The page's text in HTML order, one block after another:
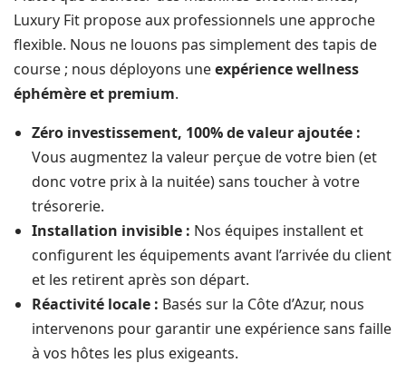
Luxury Fit propose aux professionnels une approche
flexible. Nous ne louons pas simplement des tapis de
course ; nous déployons uneexpérience wellness
éphémère et premium.
Zéro investissement, 100% de valeur ajoutée :
Vous augmentez la valeur perçue de votre bien (et
donc votre prix à la nuitée) sans toucher à votre
trésorerie.
Installation invisible : Nos équipes installent et
configurent les équipements avant l’arrivée du client
et les retirent après son départ.
Réactivité locale : Basés sur la Côte d’Azur, nous
intervenons pour garantir une expérience sans faille
à vos hôtes les plus exigeants.